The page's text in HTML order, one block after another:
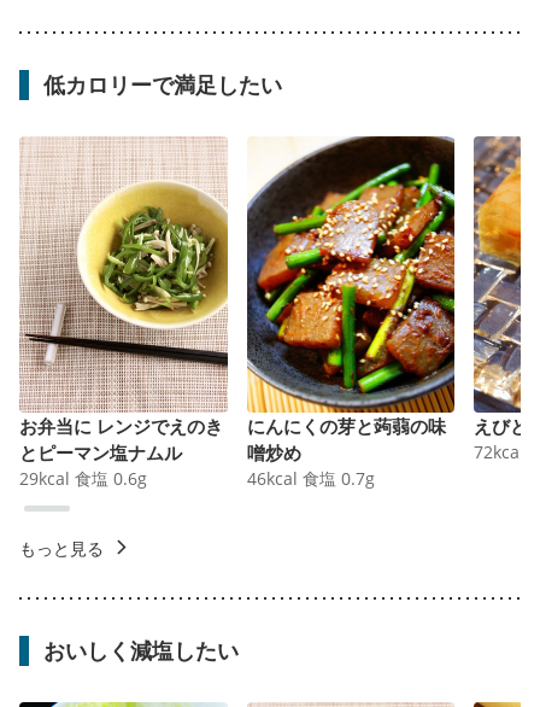
低カロリーで満足したい
お弁当に レンジでえのき
とピーマン塩ナムル
29kcal 食塩 0.6g
にんにくの芽と蒟蒻の味
噌炒め
46kcal 食塩 0.7g
えびと
72kcal
もっと見る
おいしく減塩したい